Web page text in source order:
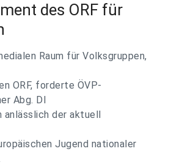
des ORF für
Raum für Volksgruppen,
ORF, forderte ÖVP-
Abg. DI
anlässlich der aktuell
Jugend nationaler